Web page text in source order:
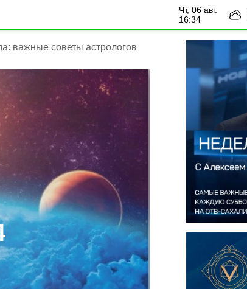
чт, 06 авг.
16:34
важные советы астрологов